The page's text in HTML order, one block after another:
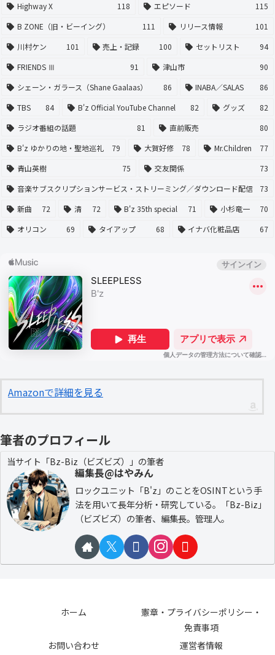
Highway X
118 エピソード
115
B ZONE（旧・ビーイング）
111 リリース情報
101
川村ケン
101 売上・記録 100 セットリスト
94
FRIENDS Ⅲ
91 津山市
90
シェーン・ガラース（Shane Gaalaas）
86 INABA／SALAS
86
TBS
84 B'z Official YouTube Channel 82 グッズ
82
ラジオ番組の話題
81 直前販売
80
B'z ゆかりの地・聖地巡礼
79 大賀好修 78 Mr.Children
77
青山英樹
75 交友関係
73
音楽サブスクリプションサービス・ストリーミング／ダウンロード配信
73
新曲
72 清 72 B'z 35th special 71 小杉竜一
70
オリコン
69 タイアップ 68 イナバ化粧品店 67
Amazonで詳細を見る
筆者のプロフィール
当サイト「Bz-Biz（ビズビズ）」の筆者
編集長@はやみん
ロックユニット「B'z」のことをOSINTという手
法を用いて長年分析・研究している。「Bz-Biz」
（ビズビズ）の筆者、編集長。管理人。
ホーム
憲章・プライバシーポリシー・
免責事項
お問い合わせ
運営者情報